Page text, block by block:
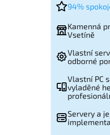
94%
Kamenná
Vsetíně
Vlastní
odborné
Vlastní PC
vyladěné
Servery a